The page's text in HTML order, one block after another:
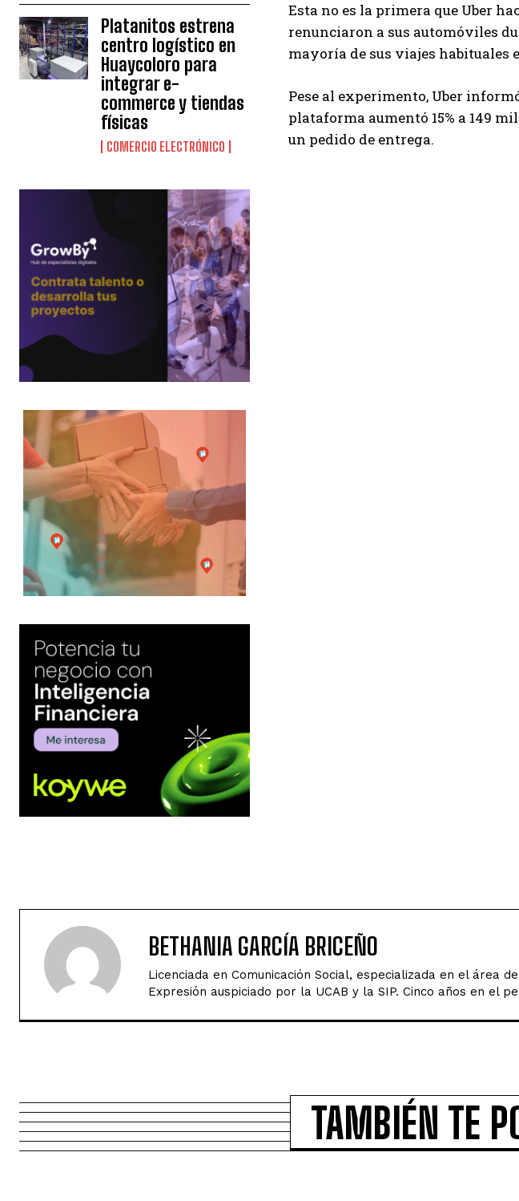
Platanitos estrena
centro logístico en
Huaycoloro para
integrar e-
commerce y tiendas
físicas
COMERCIO ELECTRÓNICO
Esta no es la primera que Uber
renunciaron a sus automóviles
mayoría de sus viajes habituales
Pese al experimento, Uber
plataforma aumentó 15% a 149
un pedido de entrega.
BETHANIA GARCÍA BRICEÑO
Licenciada en Comunicación Social, especializada en el área
Expresión auspiciado por la UCAB y la SIP. Cinco años en el
TAMBIÉN TE